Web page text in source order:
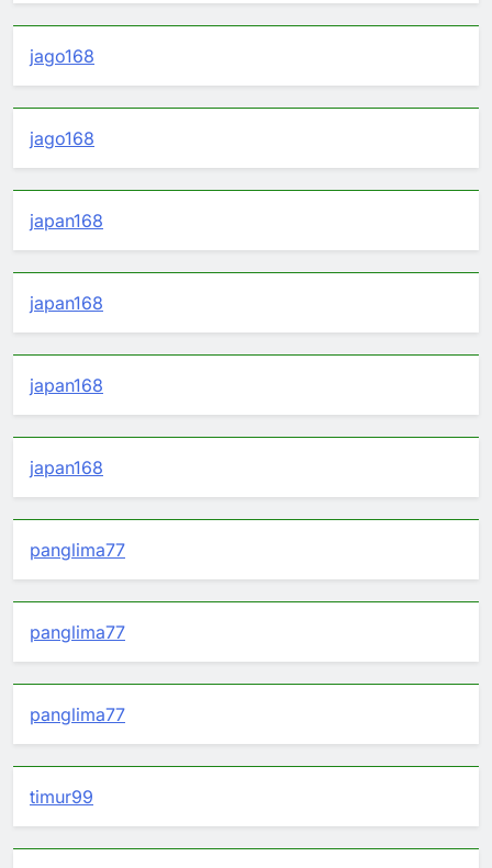
jago168
jago168
japan168
japan168
japan168
japan168
panglima77
panglima77
panglima77
timur99